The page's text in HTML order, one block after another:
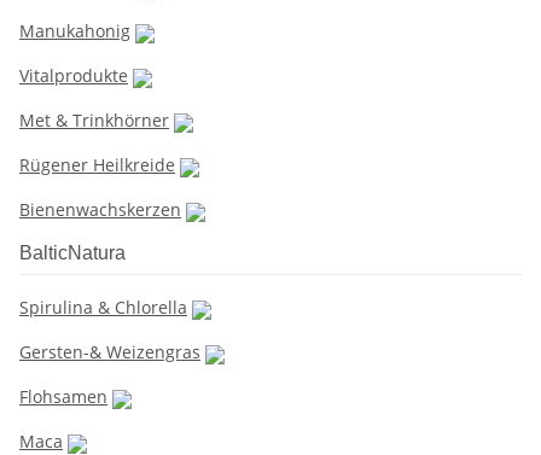
Manukahonig
Vitalprodukte
Met & Trinkhörner
Rügener Heilkreide
Bienenwachskerzen
BalticNatura
Spirulina & Chlorella
Gersten-& Weizengras
Flohsamen
Maca